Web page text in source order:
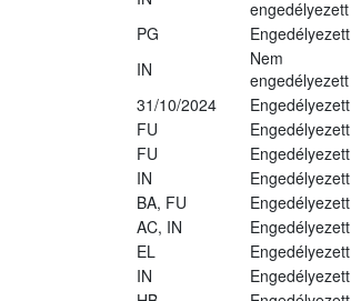
engedélyezett
PG Engedélyezett
IN
Nem
engedélyezett
31/10/2024 Engedélyezett
FU Engedélyezett
FU Engedélyezett
IN Engedélyezett
BA, FU Engedélyezett
AC, IN Engedélyezett
EL Engedélyezett
IN Engedélyezett